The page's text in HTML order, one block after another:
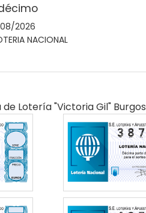
2026
NACIONAL
de Lotería "victoria Gil" Burgos